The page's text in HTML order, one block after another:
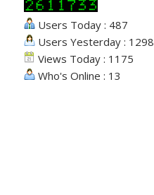
Users Today : 487
Users Yesterday : 1298
Views Today : 1175
Who's Online : 13